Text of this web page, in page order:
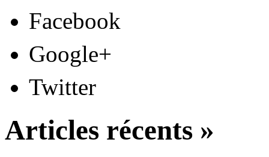
Facebook
Google+
Twitter
Articles récents »